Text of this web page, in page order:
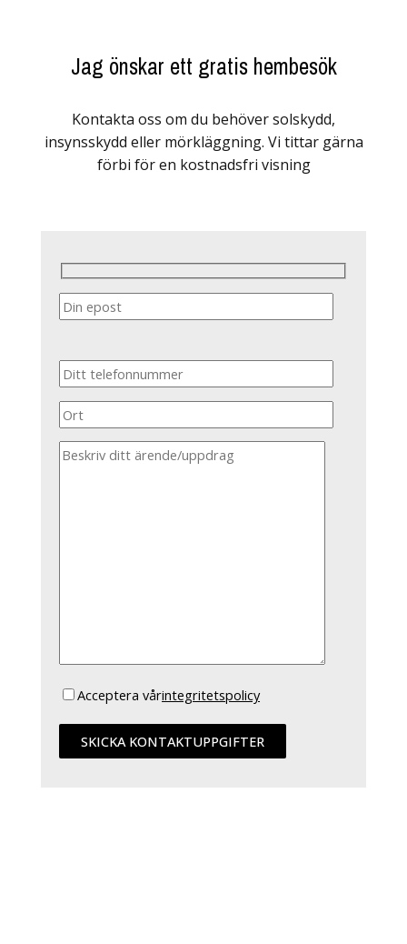
Jag önskar ett gratis hembesök
Kontakta oss om du behöver solskydd,
insynsskydd eller mörkläggning. Vi tittar gärna
förbi för en kostnadsfri visning
Acceptera vårintegritetspolicy